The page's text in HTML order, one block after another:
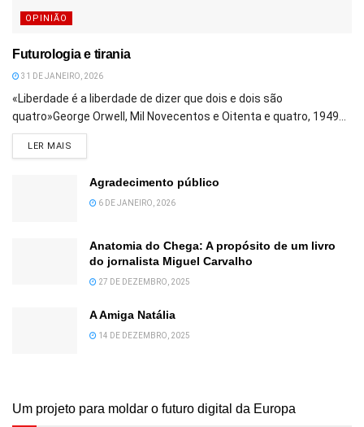
OPINIÃO
Futurologia e tirania
31 DE JANEIRO, 2026
«Liberdade é a liberdade de dizer que dois e dois são
quatro»George Orwell, Mil Novecentos e Oitenta e quatro, 1949...
LER MAIS
Agradecimento público
6 DE JANEIRO, 2026
Anatomia do Chega: A propósito de um livro
do jornalista Miguel Carvalho
27 DE DEZEMBRO, 2025
A Amiga Natália
14 DE DEZEMBRO, 2025
Um projeto para moldar o futuro digital da Europa